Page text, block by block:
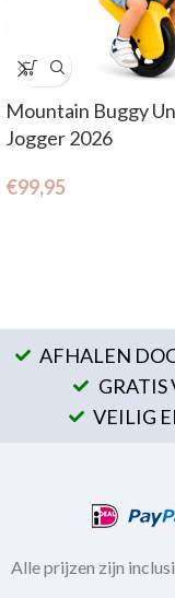
Mountain Buggy
Jogger 2026
€99,95
AFHALEN
VEILIG
Alle prijzen zijn